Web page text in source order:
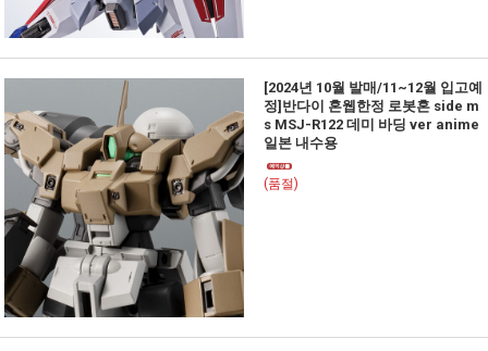
[2024년 10월 발매/11~12월 입고예
정]반다이 혼웹한정 로봇혼 side m
s MSJ-R122 데미 바딩 ver anime
일본 내수용
(품절)